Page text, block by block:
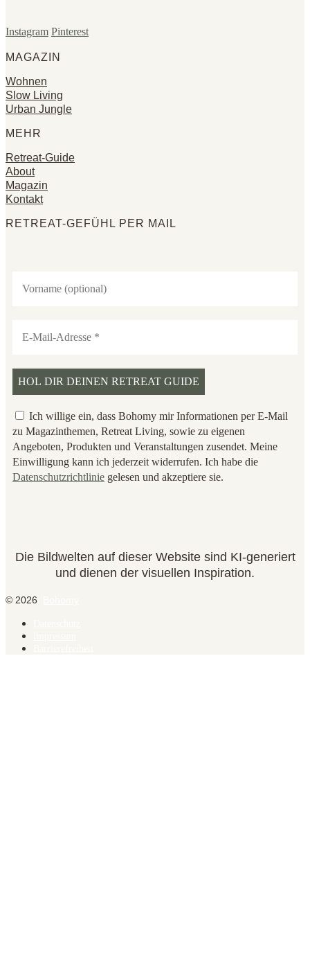
Instagram Pinterest
MAGAZIN
Wohnen
Slow Living
Urban Jungle
MEHR
Retreat-Guide
About
Magazin
Kontakt
RETREAT-GEFÜHL PER MAIL
Ich willige ein, dass Bohomy mir Informationen per E-Mail
zu Magazinthemen, Retreat Living, sowie zu eigenen
Angeboten, Produkten und Veranstaltungen zusendet. Meine
Einwilligung kann ich jederzeit widerrufen. Ich habe die
Datenschutzrichtlinie gelesen und akzeptiere sie.
Die Bildwelten auf dieser Website sind KI-generiert
und dienen der visuellen Inspiration.
© 2026